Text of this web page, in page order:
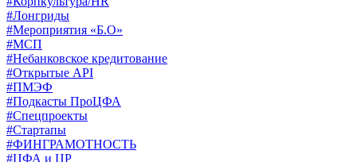
#Лонгриды
#Мероприятия «Б.О»
#МСП
#Небанковское кредитование
#Открытые API
#ПМЭФ
#Подкасты ПроЦФА
#Спецпроекты
#Стартапы
#ФИНГРАМОТНОСТЬ
#ЦФА и ЦР